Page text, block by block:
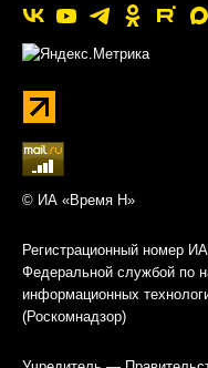
© ИА «Время Н»
Регистрационный номер
Федеральной службой по
информационных
(Роскомнадзор)